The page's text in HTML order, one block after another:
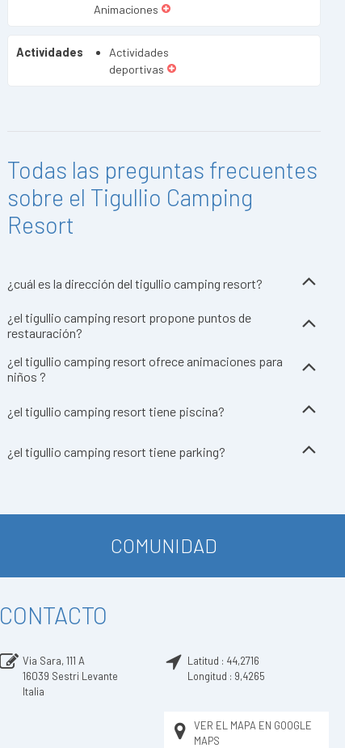
Animaciones
Actividades
Actividades
deportivas
Todas las preguntas frecuentes
sobre el Tigullio Camping
Resort
¿cuál es la dirección del tigullio camping resort?
¿el tigullio camping resort propone puntos de
restauración?
¿el tigullio camping resort ofrece animaciones para
niños ?
¿el tigullio camping resort tiene piscina?
¿el tigullio camping resort tiene parking?
COMUNIDAD
CONTACTO
Via Sara, 111 A
16039 Sestri Levante
Italia
Latitud : 44,2716
Longitud : 9,4265
VER EL MAPA EN GOOGLE
MAPS